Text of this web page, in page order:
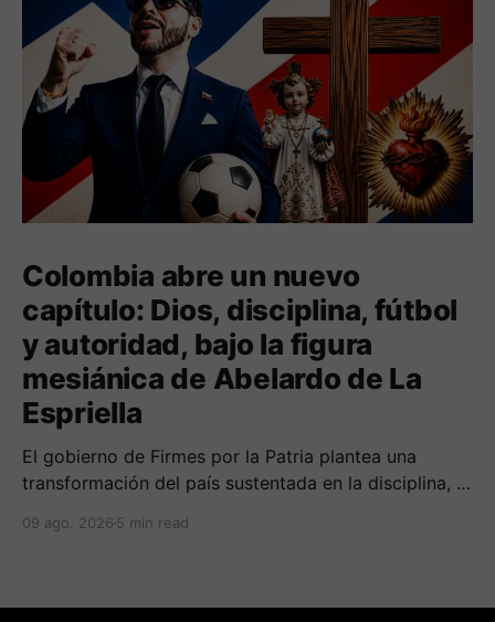
Colombia abre un nuevo
capítulo: Dios, disciplina, fútbol
y autoridad, bajo la figura
mesiánica de Abelardo de La
Espriella
El gobierno de Firmes por la Patria plantea una
transformación del país sustentada en la disciplina, el
una mayor presencia de los uniformados en el
09 ago. 2026 5 min read